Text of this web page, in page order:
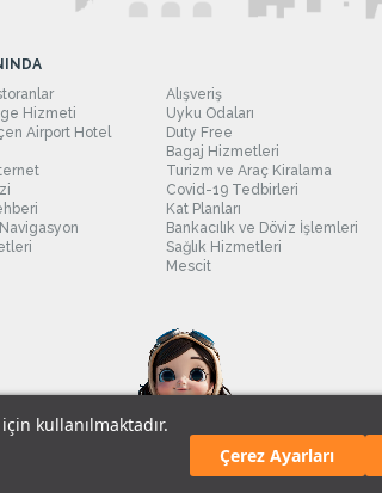
kullanılmaktadır.
Çerez Ayarları
Alışveriş
Hizmeti
Uyku Odaları
Airport Hotel
Duty Free
Bagaj Hizmetleri
Turizm ve Araç Kiralama
Covid-19 Tedbirleri
Kat Planları
Bankacılık ve Döviz İşlemleri
Sağlık Hizmetleri
Mescit